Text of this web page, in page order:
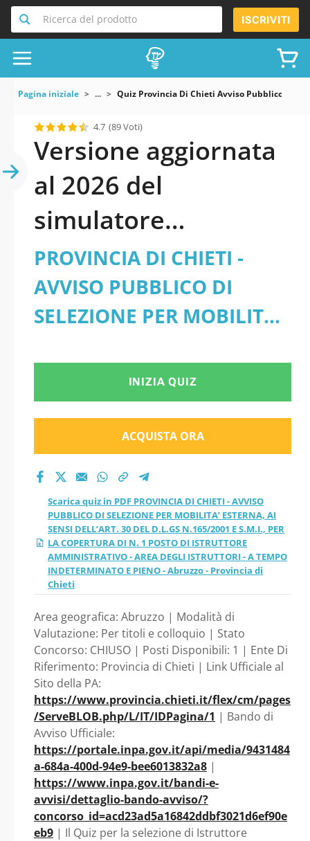
Ricerca del prodotto ISCRIVITI
Pagina iniziale ... Quiz Provincia Di Chieti Avviso Pubblico Di
4.7 (89 Voti)
Versione aggiornata
al 2026 del
simulatore
PROVINCIA DI CHIETI
- AVVISO PUBBLICO
DI SELEZIONE PER
MOBILITA’ ESTERNA,
AI SENSI DELL’ART.
30 DEL D.L.GS
N.165/2001 E S.M.I.,
PER LA COPERTURA
DI N. 1 POSTO DI
ISTRUTTORE
AMMINISTRATIVO -
AREA DEGLI
ISTRUTTORI - A
TEMPO
INDETERMINATO E
PIENO - Abruzzo -
Provincia di Chieti
PROVINCIA DI CHIETI -
AVVISO PUBBLICO DI
SELEZIONE PER MOBILITA’
DELL’ART. 30 DEL D.L.GS
N.165/2001 E S.M.I., PER LA
COPERTURA DI N. 1 POSTO
DI ISTRUTTORE
AMMINISTRATIVO - AREA
DEGLI ISTRUTTORI - A
TEMPO INDETERMINATO E
PIENO - Abruzzo -
Provincia di Chieti
INIZIA QUIZ
ACQUISTA ORA
Scarica quiz in PDF PROVINCIA DI CHIETI - AVVISO
PUBBLICO DI SELEZIONE PER MOBILITA’ ESTERNA, AI
SENSI DELL’ART. 30 DEL D.L.GS N.165/2001 E S.M.I., PER
LA COPERTURA DI N. 1 POSTO DI ISTRUTTORE
AMMINISTRATIVO - AREA DEGLI ISTRUTTORI - A TEMPO
INDETERMINATO E PIENO - Abruzzo - Provincia di
Chieti
Area geografica: Abruzzo | Modalità di
Valutazione: Per titoli e colloquio | Stato
Concorso: CHIUSO | Posti Disponibili: 1 | Ente Di
Riferimento: Provincia di Chieti | Link Ufficiale al
Sito della PA:
https://www.provincia.chieti.it/flex/cm/pages
/ServeBLOB.php/L/IT/IDPagina/1 | Bando di
Avviso Ufficiale:
https://portale.inpa.gov.it/api/media/9431484
a-684a-400d-94e9-bee6013832a8 |
https://www.inpa.gov.it/bandi-e-
avvisi/dettaglio-bando-avviso/?
concorso_id=acd23ad5a16842ddbf3021d6ef90e
eb9 | Il Quiz per la selezione di Istruttore